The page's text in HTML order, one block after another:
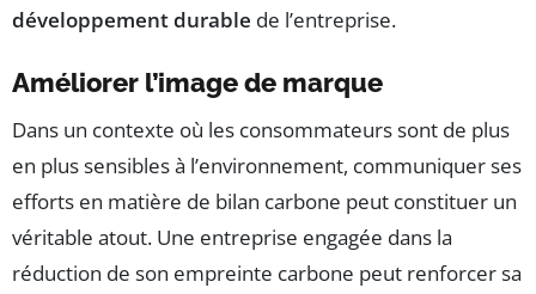
développement durable de l’entreprise.
Améliorer l’image de marque
Dans un contexte où les consommateurs sont de plus
en plus sensibles à l’environnement, communiquer ses
efforts en matière de bilan carbone peut constituer un
véritable atout. Une entreprise engagée dans la
réduction de son empreinte carbone peut renforcer sa